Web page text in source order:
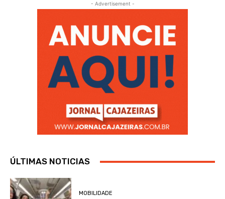
- Advertisement -
ÚLTIMAS NOTICIAS
MOBILIDADE